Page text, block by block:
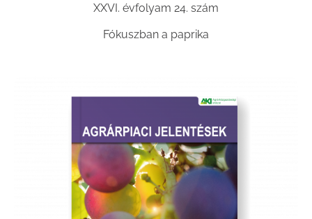
XXVI. évfolyam 24. szám
Fókuszban a paprika